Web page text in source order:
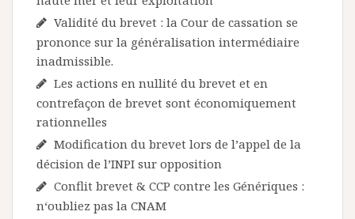
Validité du brevet : la Cour de cassation se
prononce sur la généralisation intermédiaire
inadmissible.
Les actions en nullité du brevet et en
contrefaçon de brevet sont économiquement
rationnelles
Modification du brevet lors de l’appel de la
décision de l’INPI sur opposition
Conflit brevet & CCP contre les Génériques :
n‘oubliez pas la CNAM